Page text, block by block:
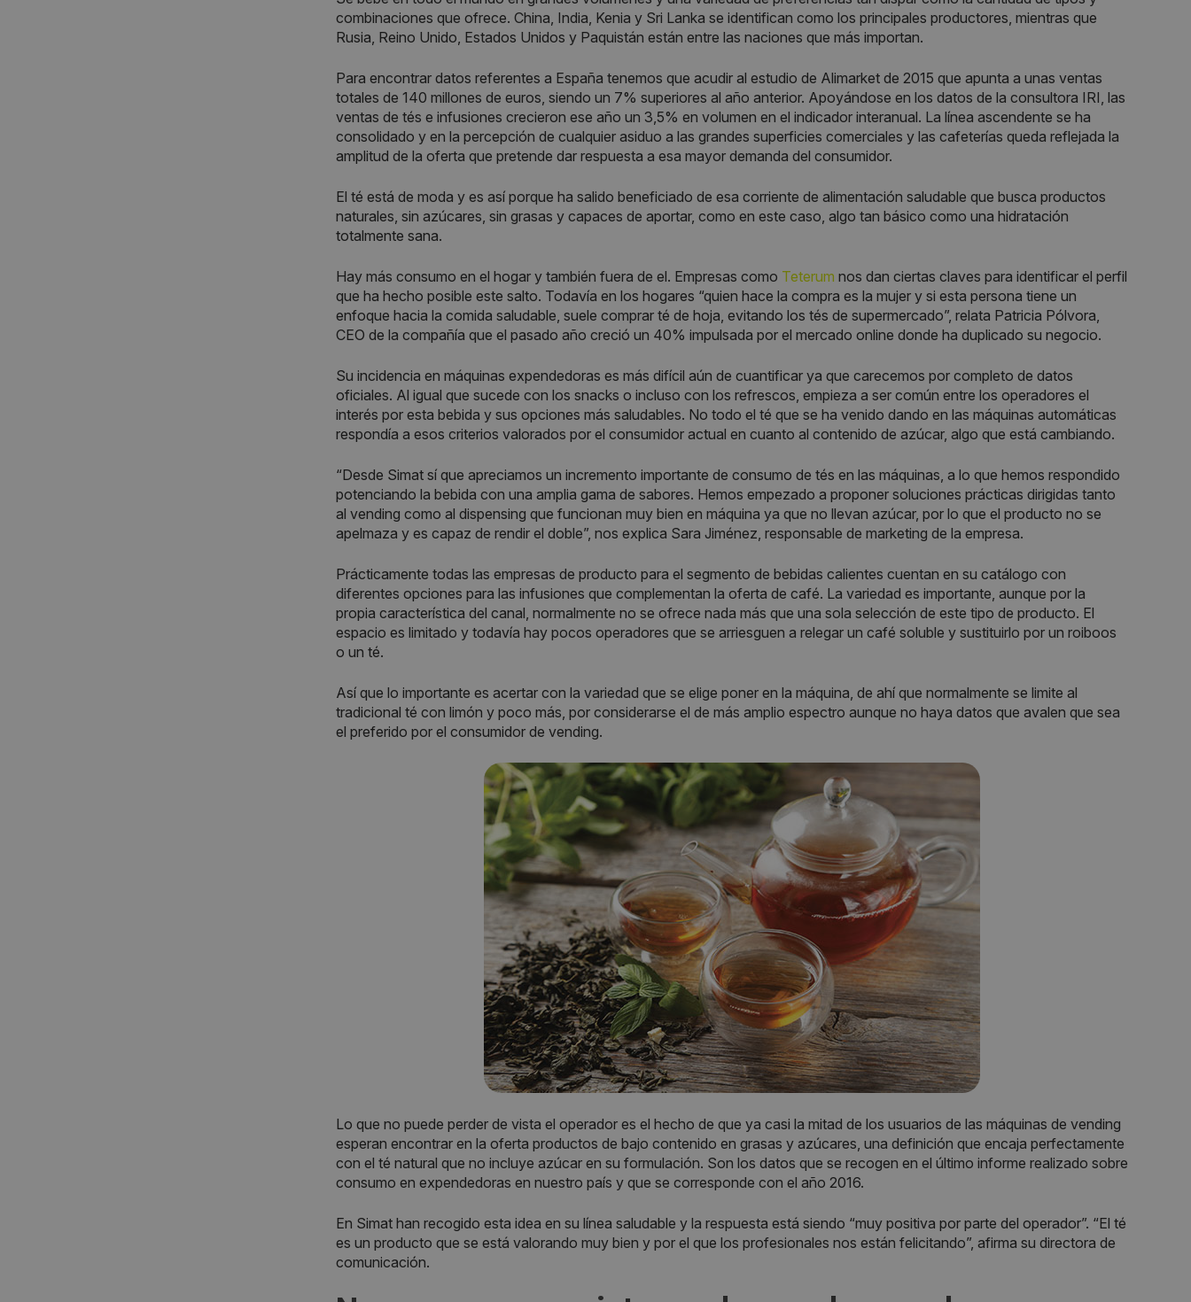
combinaciones que ofrece. China, India, Kenia y Sri Lanka se identifican como los principales productores, mientras que
Rusia, Reino Unido, Estados Unidos y Paquistán están entre las naciones que más importan.
Para encontrar datos referentes a España tenemos que acudir al estudio de Alimarket de 2015 que apunta a unas ventas
totales de 140 millones de euros, siendo un 7% superiores al año anterior. Apoyándose en los datos de la consultora IRI, las
ventas de tés e infusiones crecieron ese año un 3,5% en volumen en el indicador interanual. La línea ascendente se ha
consolidado y en la percepción de cualquier asiduo a las grandes superficies comerciales y las cafeterías queda reflejada la
amplitud de la oferta que pretende dar respuesta a esa mayor demanda del consumidor.
El té está de moda y es así porque ha salido beneficiado de esa corriente de alimentación saludable que busca productos
naturales, sin azúcares, sin grasas y capaces de aportar, como en este caso, algo tan básico como una hidratación
totalmente sana.
Hay más consumo en el hogar y también fuera de el. Empresas como Teterum nos dan ciertas claves para identificar el perfil
que ha hecho posible este salto. Todavía en los hogares “quien hace la compra es la mujer y si esta persona tiene un
enfoque hacia la comida saludable, suele comprar té de hoja, evitando los tés de supermercado”, relata Patricia Pólvora,
CEO de la compañía que el pasado año creció un 40% impulsada por el mercado online donde ha duplicado su negocio.
Su incidencia en máquinas expendedoras es más difícil aún de cuantificar ya que carecemos por completo de datos
oficiales. Al igual que sucede con los snacks o incluso con los refrescos, empieza a ser común entre los operadores el
interés por esta bebida y sus opciones más saludables. No todo el té que se ha venido dando en las máquinas automáticas
respondía a esos criterios valorados por el consumidor actual en cuanto al contenido de azúcar, algo que está cambiando.
“Desde Simat sí que apreciamos un incremento importante de consumo de tés en las máquinas, a lo que hemos respondido
potenciando la bebida con una amplia gama de sabores. Hemos empezado a proponer soluciones prácticas dirigidas tanto
al vending como al dispensing que funcionan muy bien en máquina ya que no llevan azúcar, por lo que el producto no se
apelmaza y es capaz de rendir el doble”, nos explica Sara Jiménez, responsable de marketing de la empresa.
Prácticamente todas las empresas de producto para el segmento de bebidas calientes cuentan en su catálogo con
diferentes opciones para las infusiones que complementan la oferta de café. La variedad es importante, aunque por la
propia característica del canal, normalmente no se ofrece nada más que una sola selección de este tipo de producto. El
espacio es limitado y todavía hay pocos operadores que se arriesguen a relegar un café soluble y sustituirlo por un roiboos
o un té.
Así que lo importante es acertar con la variedad que se elige poner en la máquina, de ahí que normalmente se limite al
tradicional té con limón y poco más, por considerarse el de más amplio espectro aunque no haya datos que avalen que sea
el preferido por el consumidor de vending.
Lo que no puede perder de vista el operador es el hecho de que ya casi la mitad de los usuarios de las máquinas de vending
esperan encontrar en la oferta productos de bajo contenido en grasas y azúcares, una definición que encaja perfectamente
con el té natural que no incluye azúcar en su formulación. Son los datos que se recogen en el último informe realizado sobre
consumo en expendedoras en nuestro país y que se corresponde con el año 2016.
En Simat han recogido esta idea en su línea saludable y la respuesta está siendo “muy positiva por parte del operador”. “El té
es un producto que se está valorando muy bien y por el que los profesionales nos están felicitando”, afirma su directora de
comunicación.